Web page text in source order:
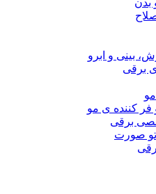
بدن
بینی و ابرو
برقی
مو
فر کننده ی مو
برقی
صورت